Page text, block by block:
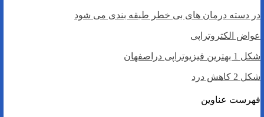
در دسته درمان های بی خطر طبقه بندی می شود
عواض الکتروتراپی
شکل 1 بهترین فیزیوتراپی دراصفهان
شکل 2 کاهش درد
فهرست عناوین